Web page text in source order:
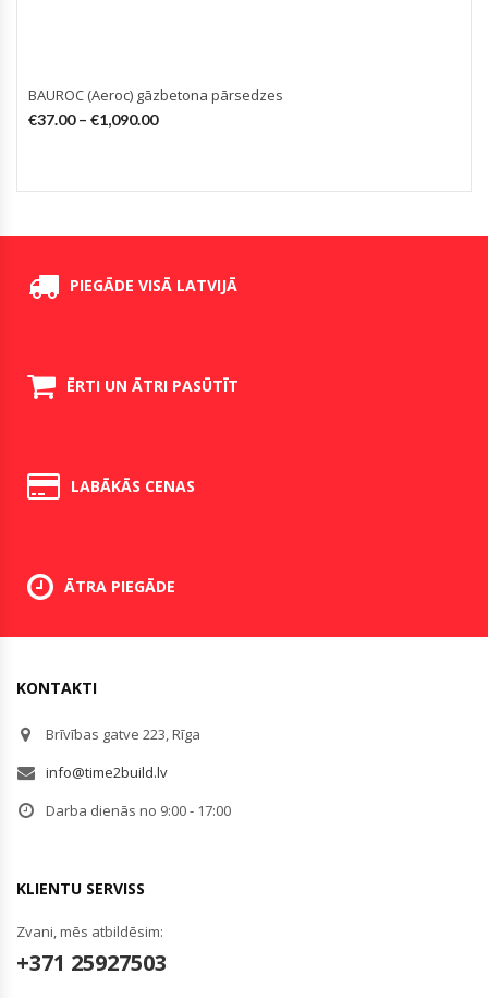
BAUROC (Aeroc) gāzbetona pārsedzes
€37.00– €1,090.00
PIEGĀDE VISĀ LATVIJĀ
ĒRTI UN ĀTRI PASŪTĪT
LABĀKĀS CENAS
ĀTRA PIEGĀDE
KONTAKTI
Brīvības gatve 223, Rīga
info@time2build.lv
Darba dienās no 9:00 - 17:00
KLIENTU SERVISS
Zvani, mēs atbildēsim:
+371 25927503